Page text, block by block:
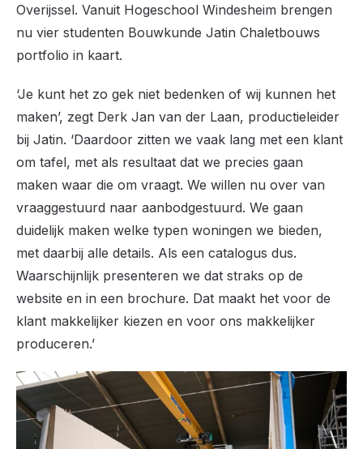
Overijssel. Vanuit Hogeschool Windesheim brengen
nu vier studenten Bouwkunde Jatin Chaletbouws
portfolio in kaart.
‘Je kunt het zo gek niet bedenken of wij kunnen het
maken’, zegt Derk Jan van der Laan, productieleider
bij Jatin. ‘Daardoor zitten we vaak lang met een klant
om tafel, met als resultaat dat we precies gaan
maken waar die om vraagt. We willen nu over van
vraaggestuurd naar aanbodgestuurd. We gaan
duidelijk maken welke typen woningen we bieden,
met daarbij alle details. Als een catalogus dus.
Waarschijnlijk presenteren we dat straks op de
website en in een brochure. Dat maakt het voor de
klant makkelijker kiezen en voor ons makkelijker
produceren.’